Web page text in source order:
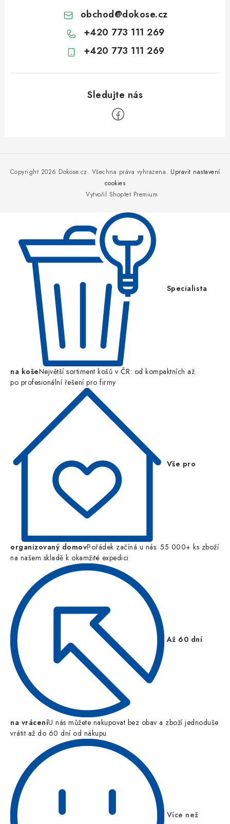
obchod@dokose.cz
+420 773 111 269
+420 773 111 269
Vytvořil Shoptet Premium
Copyright 2026 Dokose.cz. Všechna práva vyhrazena. Upravit nastavení
cookies
Specialista
na košeNejvětší sortiment košů v ČR: od kompaktních až
po profesionální řešení pro firmy
Vše pro
organizovaný domovPořádek začíná u nás: 55 000+ ks zboží
na našem skladě k okamžité expedici
Až 60 dní
na vráceníU nás můžete nakupovat bez obav a zboží jednoduše
vrátit až do 60 dní od nákupu
Více než